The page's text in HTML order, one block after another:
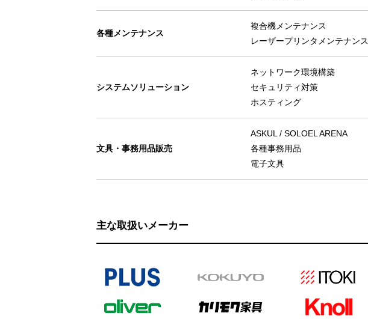
各種メンテナンス
複合機メンテナンス
レーザープリンタメンテナンス
システムソリューション
ネットワーク環境構築
セキュリティ対策
ホスティング
文具・事務用品販売
ASKUL / SOLOEL ARENA
各種事務用品
電子文具
主な取扱いメーカー